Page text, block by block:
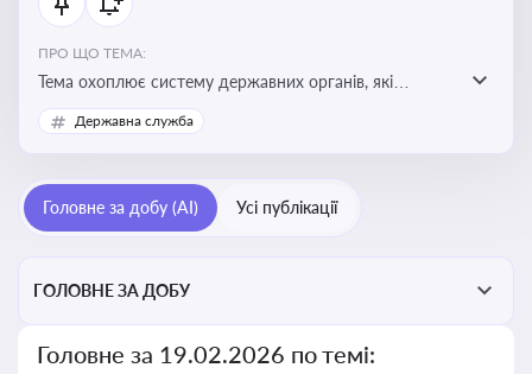
ПРО ЩО ТЕМА:
Тема охоплює систему державних органів, які
здійснюють запобігання, виявлення та розслідування
корупційних правопорушень, що є ключовим
у державному управлінні та бізнесі
Державна служба
Головне за добу (AI) Усі публікації
ГОЛОВНЕ ЗА ДОБУ
Головне за 19.02.2026 по темі: